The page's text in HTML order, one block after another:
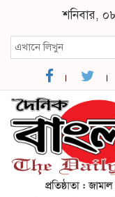
শনিবার,